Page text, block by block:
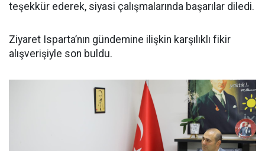
teşekkür ederek, siyasi çalışmalarında başarılar diledi.
Ziyaret Isparta’nın gündemine ilişkin karşılıklı fikir
alışverişiyle son buldu.